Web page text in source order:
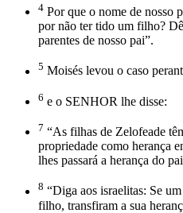
4 Por que o nome de nosso
por não ter tido um filho?
parentes de nosso pai”.
5 Moisés levou o caso
6 e o SENHOR lhe disse:
7 “As filhas de Zelofeade
propriedade como herança
lhes passará a herança do
8 “Diga aos israelitas: Se
filho, transfiram a sua